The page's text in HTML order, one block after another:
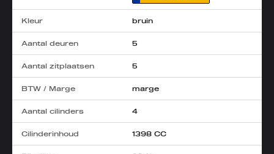
Kleur bruin
Aantal deuren 5
Aantal zitplaatsen 5
BTW / Marge marge
Aantal cilinders 4
Cilinderinhoud 1398 CC